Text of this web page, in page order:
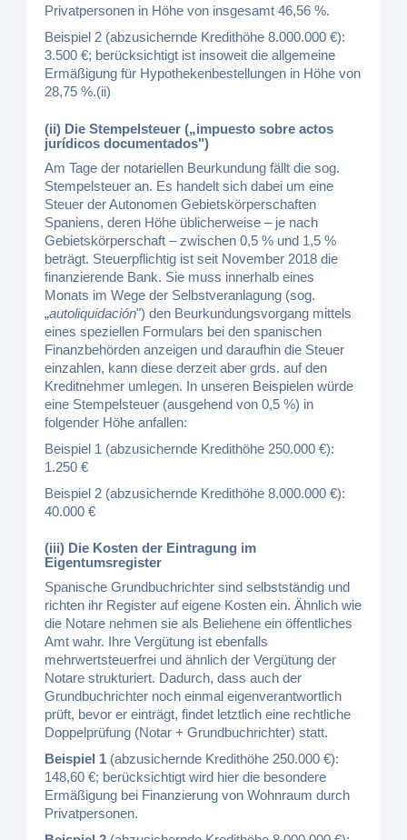
Privatpersonen in Höhe von insgesamt 46,56 %.
Beispiel 2 (abzusichernde Kredithöhe 8.000.000 €):
3.500 €; berücksichtigt ist insoweit die allgemeine
Ermäßigung für Hypothekenbestellungen in Höhe von
28,75 %.(ii)
(ii) Die Stempelsteuer („impuesto sobre actos
jurídicos documentados")
Am Tage der notariellen Beurkundung fällt die sog.
Stempelsteuer an. Es handelt sich dabei um eine
Steuer der Autonomen Gebietskörperschaften
Spaniens, deren Höhe üblicherweise – je nach
Gebietskörperschaft – zwischen 0,5 % und 1,5 %
beträgt. Steuerpflichtig ist seit November 2018 die
finanzierende Bank. Sie muss innerhalb eines
Monats im Wege der Selbstveranlagung (sog.
„autoliquidación") den Beurkundungsvorgang mittels
eines speziellen Formulars bei den spanischen
Finanzbehörden anzeigen und daraufhin die Steuer
einzahlen, kann diese derzeit aber grds. auf den
Kreditnehmer umlegen. In unseren Beispielen würde
eine Stempelsteuer (ausgehend von 0,5 %) in
folgender Höhe anfallen:
Beispiel 1 (abzusichernde Kredithöhe 250.000 €):
1.250 €
Beispiel 2 (abzusichernde Kredithöhe 8.000.000 €):
40.000 €
(iii) Die Kosten der Eintragung im
Eigentumsregister
Spanische Grundbuchrichter sind selbstständig und
richten ihr Register auf eigene Kosten ein. Ähnlich wie
die Notare nehmen sie als Beliehene ein öffentliches
Amt wahr. Ihre Vergütung ist ebenfalls
mehrwertsteuerfrei und ähnlich der Vergütung der
Notare strukturiert. Dadurch, dass auch der
Grundbuchrichter noch einmal eigenverantwortlich
prüft, bevor er einträgt, findet letztlich eine rechtliche
Doppelprüfung (Notar + Grundbuchrichter) statt.
Beispiel 1 (abzusichernde Kredithöhe 250.000 €):
148,60 €; berücksichtigt wird hier die besondere
Ermäßigung bei Finanzierung von Wohnraum durch
Privatpersonen.